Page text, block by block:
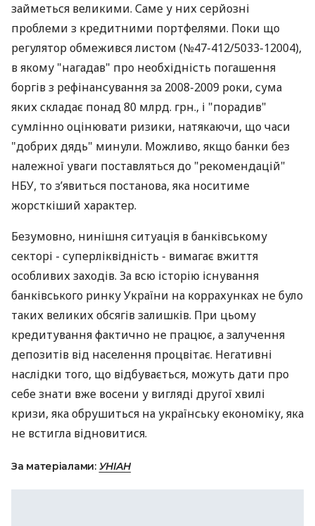
займеться великими. Саме у них серйозні
проблеми з кредитними портфелями. Поки що
регулятор обмежився листом (№47-412/5033-12004),
в якому "нагадав" про необхідність погашення
боргів з рефінансування за 2008-2009 роки, сума
яких складає понад 80 млрд. грн., і "порадив"
сумлінно оцінювати ризики, натякаючи, що часи
"добрих дядь" минули. Можливо, якщо банки без
належної уваги поставляться до "рекомендацій"
НБУ, то з’явиться постанова, яка носитиме
жорсткіший характер.
Безумовно, нинішня ситуація в банківському
секторі - суперліквідність - вимагає вжиття
особливих заходів. За всю історію існування
банківського ринку України на коррахунках не було
таких великих обсягів залишків. При цьому
кредитування фактично не працює, а залучення
депозитів від населення процвітає. Негативні
наслідки того, що відбувається, можуть дати про
себе знати вже восени у вигляді другої хвилі
кризи, яка обрушиться на українську економіку, яка
не встигла відновитися.
За матеріалами: УНІАН